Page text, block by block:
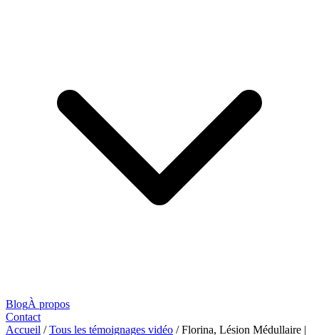
BlogÀ propos
Contact
Accueil / Tous les témoignages vidéo / Florina, Lésion Médullaire |